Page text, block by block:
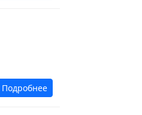
Подробнее